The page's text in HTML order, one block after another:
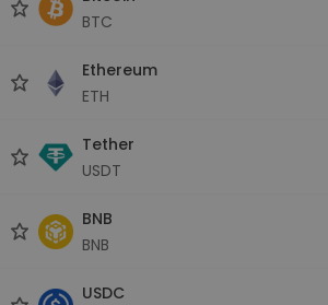
BTC
Ethereum
ETH
Tether
USDT
BNB
BNB
USDC